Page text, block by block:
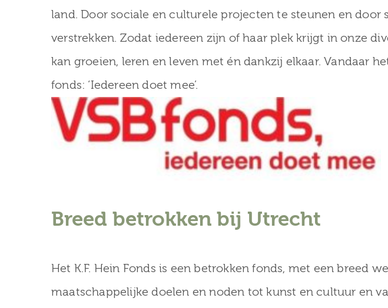
land. Door sociale en culturele projecten te steunen en door
verstrekken. Zodat iedereen zijn of haar plek krijgt in onze
kan groeien, leren en leven met én dankzij elkaar. Vandaar
fonds: ‘Iedereen doet mee’.
Breed betrokken bij Utrecht
Het K.F. Hein Fonds is een betrokken fonds, met een breed
maatschappelijke doelen en noden tot kunst en cultuur en